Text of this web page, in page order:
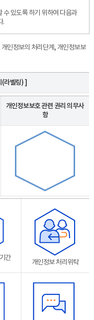
수 있도록 하기 위하여 다음과
.
인정보의 처리단계, 개인정보보
(라벨링) ]
개인정보보호 관련 권리 의무사
항
간
개인정보 처리위탁